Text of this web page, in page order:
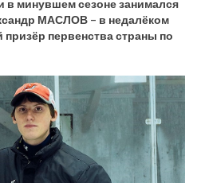
в минувшем сезоне занимался
МАСЛОВ – в недалёком
первенства страны по